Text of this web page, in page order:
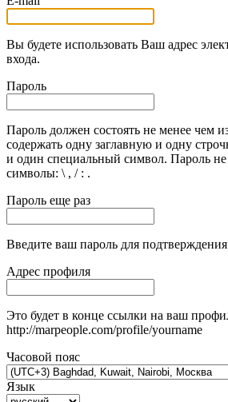
Вы будете использовать Ваш адрес
входа.
Пароль
Пароль должен состоять не менее чем
содержать одну заглавную и одну
и один специальный символ. Пароль
символы: \ , / : .
Пароль еще раз
Введите ваш пароль для подтверждения
Адрес профиля
Это будет в конце ссылки на ваш
http://marpeople.com/profile/yourname
Часовой пояс
Язык